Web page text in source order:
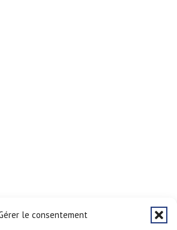
le consentement
S'abonner